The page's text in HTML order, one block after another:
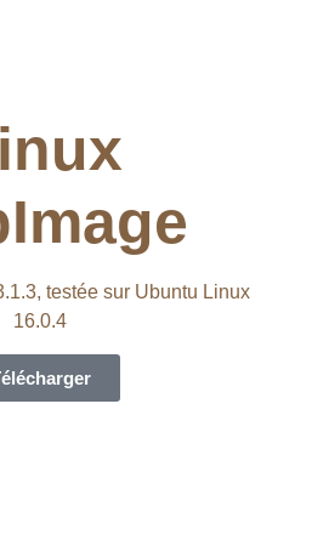
testée sur Ubuntu Linux
16.0.4